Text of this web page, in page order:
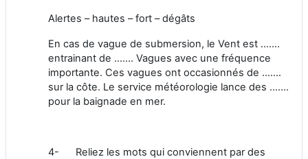
Alertes – hautes – fort – dégâts
En cas de vague de submersion, le Vent est …….
entrainant de ……. Vagues avec une fréquence
importante. Ces vagues ont occasionnés de …….
sur la côte. Le service météorologie lance des …….
pour la baignade en mer.
4- Reliez les mots qui conviennent par des